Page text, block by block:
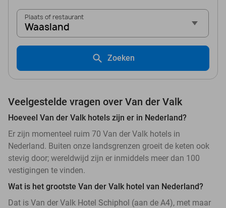
Plaats of restaurant
Waasland
Zoeken
Veelgestelde vragen over Van der Valk
Hoeveel Van der Valk hotels zijn er in Nederland?
Er zijn momenteel ruim 70 Van der Valk hotels in
Nederland. Buiten onze landsgrenzen groeit de keten ook
stevig door; wereldwijd zijn er inmiddels meer dan 100
vestigingen te vinden.
Wat is het grootste Van der Valk hotel van Nederland?
Dat is Van der Valk Hotel Schiphol (aan de A4), met maar